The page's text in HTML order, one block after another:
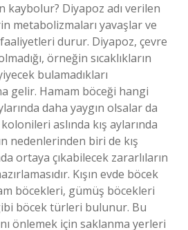
kaybolur? Diyapoz adı verilen
metabolizmaları yavaşlar ve
durur. Diyapoz, çevre
örneğin sıcaklıkların
bulamadıkları
gelir. Hamam böceği hangi
daha yaygın olsalar da
aslında kış aylarında
nedenlerinden biri de kış
ortaya çıkabilecek zararlıların
Kışın evde böcek
böcekleri, gümüş böcekleri
böcek türleri bulunur. Bu
önlemek için saklanma yerleri